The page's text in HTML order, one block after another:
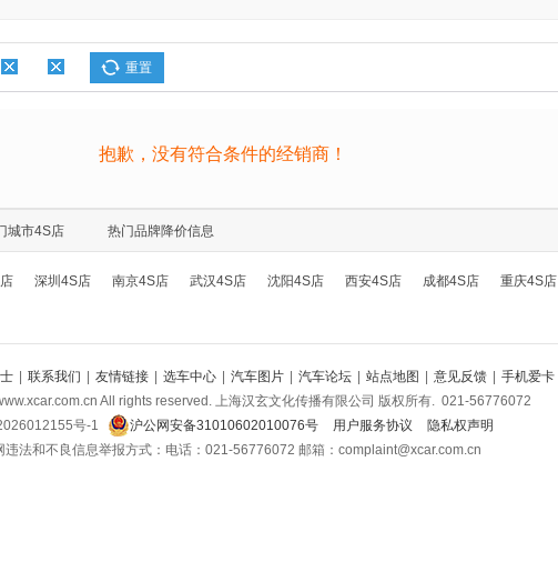
重置
抱歉，没有符合条件的经销商！
城市4S店 热门品牌降价信息
深圳4S店 南京4S店 武汉4S店 沈阳4S店 西安4S店 成都4S店 重庆4S店
| 联系我们 | 友情链接 | 选车中心 | 汽车图片 | 汽车论坛 | 站点地图 | 意见反馈 | 手机爱卡
All rights reserved. 上海汉玄文化传播有限公司 版权所有. 021-56776072
号-1
沪公网安备31010602010076号 用户服务协议
隐私权声明
违法和不良信息举报方式：电话：021-56776072 邮箱：complaint@xcar.com.cn